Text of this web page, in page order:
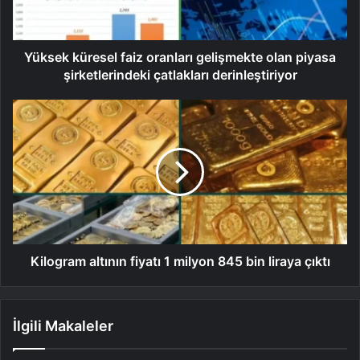
Yüksek küresel faiz oranları gelişmekte olan piyasa
şirketlerindeki çatlakları derinleştiriyor
Kilogram altının fiyatı 1 milyon 845 bin liraya çıktı
İlgili Makaleler